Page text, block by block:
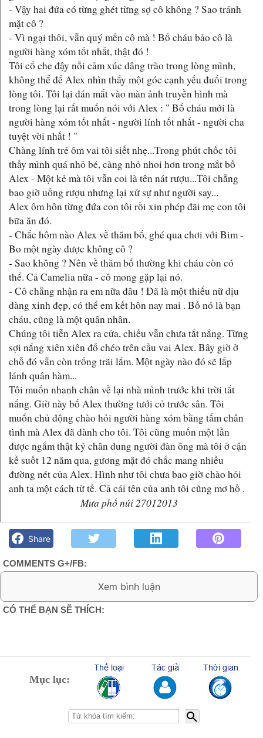
- Vậy hai đứa có từng ghét từng sợ cô không ? Sao tránh
mặt cô ?
- Vì ngại thôi, vẫn quý mến cô mà ! Bố cháu bảo cô là
người hàng xóm tốt nhất, thật đó !
Tôi cố che đậy nỗi cảm xúc dâng trào trong lòng mình,
không thể để Alex nhìn thấy một góc cạnh yếu đuối trong
lòng tôi. Tôi lại dán mắt vào màn ảnh truyền hình mà
trong lòng lại rất muốn nói với Alex : " Bố cháu mới là
người hàng xóm tốt nhất - người lính tốt nhất - người cha
tuyệt vời nhất ! "
Chàng lính trẻ ôm vai tôi siết nhẹ...Trong phút chốc tôi
thấy mình quá nhỏ bé, càng nhỏ nhoi hơn trong mắt bố
Alex - Một kẻ mà tôi vẫn coi là tên nát rượu...Tôi chẳng
bao giờ uống rượu nhưng lại xử sự như người say...
Alex ôm hôn từng đứa con tôi rồi xin phép đãi mẹ con tôi
bữa ăn đó.
- Chắc hôm nào Alex về thăm bố, ghé qua chơi với Bim -
Bo một ngày được không cô ?
- Sao không ? Nên về thăm bố thường khi cháu còn có
thể. Cả Camelia nữa - cô mong gặp lại nó.
- Cô chẳng nhận ra em nữa đâu ! Đã là một thiếu nữ dịu
dàng xinh đẹp, có thể em kết hôn nay mai . Bồ nó là bạn
cháu, cũng là một quân nhân.
Chúng tôi tiễn Alex ra cửa, chiều vẫn chưa tắt nắng. Từng
sợi nắng xiên xiên đổ chéo trên cầu vai Alex. Bây giờ ở
chỗ đó vẫn còn trống trãi lắm. Một ngày nào đó sẽ lấp
lánh quân hàm...
Tôi muốn nhanh chân về lại nhà mình trước khi trời tắt
nắng. Giờ này bố Alex thường tưới cỏ trước sân. Tôi
muốn chủ động chào hỏi người hàng xóm bằng tấm chân
tình mà Alex đã dành cho tôi. Tôi cũng muốn một lần
được ngắm thật kỷ chân dung người đàn ông mà tôi ở cận
kề suốt 12 năm qua, gương mặt đó chắc mang nhiều
đường nét của Alex. Hình như tôi chưa bao giờ chào hỏi
anh ta một cách tử tế. Cả cái tên của anh tôi cũng mơ hồ .
Mưa phố núi 27012013
Chút gì để nhớ!
Share
COMMENTS G+/FB:
2 Comments:
Đọc truyện nầy mình nhớ lại những người hàng xóm
phố núi cùa mình quá
Nặc danh
CÓ THỂ BẠN SẼ THÍCH:
Mục lục: